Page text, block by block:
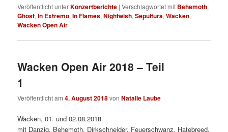
Veröffentlicht unterKonzertberichte |Verschlagwortet mit Behemoth,
Ghost,In Extremo,In Flames,Nightwish,Sepultura,Wacken,
Wacken Open Air
Wacken Open Air 2018 – Teil
1
Veröffentlicht am4. August 2018vonNatalie Laube
Wacken, 01. und 02.08.2018
mit Danzig, Behemoth, Dirkschneider, Feuerschwanz, Hatebreed,